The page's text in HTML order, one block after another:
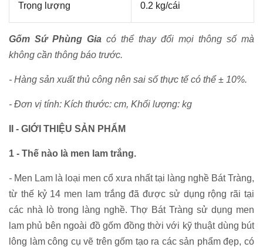
Trọng lượng 0.2 kg/cái
Gốm Sứ Phùng Gia có thể thay đổi mọi thông số mà
không cần thông báo trước.
- Hàng sản xuất thủ công nên sai số thực tế có thể ± 10%.
- Đơn vị tính: Kích thước: cm, Khối lượng: kg
II - GIỚI THIỆU SẢN PHẨM
1 - Thế nào là men lam trắng.
- Men Lam là loại men cổ xưa nhất tại làng nghề Bát Tràng,
từ thế kỷ 14 men lam trắng đã được sử dụng rộng rãi tại
các nhà lò trong làng nghề. Thợ Bát Tràng sử dụng men
lam phủ bên ngoài đồ gốm đồng thời với kỹ thuật dùng bút
lông làm công cụ vẽ trên gốm tạo ra các sản phẩm đẹp, có